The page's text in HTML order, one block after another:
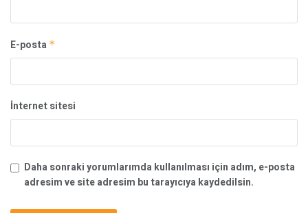
E-posta *
İnternet sitesi
Daha sonraki yorumlarımda kullanılması için adım, e-posta
adresim ve site adresim bu tarayıcıya kaydedilsin.